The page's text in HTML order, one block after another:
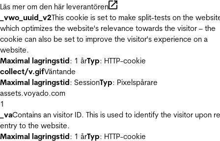
Läs mer om den här leverantören
_vwo_uuid_v2This cookie is set to make split-tests on the
which optimizes the website's relevance towards the visitor – the
cookie can also be set to improve the visitor's experience on a
website.
Maximal lagringstid: 1 årTyp: HTTP-cookie
collect/v.gifVäntande
Maximal lagringstid: SessionTyp: Pixelspårare
assets.voyado.com
1
_vaContains an visitor ID. This is used to identify the visitor upon
entry to the website.
Maximal lagringstid: 1 årTyp: HTTP-cookie